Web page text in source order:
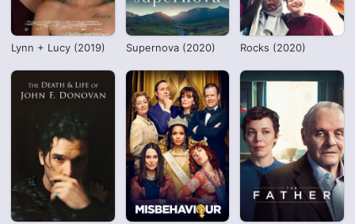
Lynn + Lucy (2019) Supernova (2020) Rocks (2020)